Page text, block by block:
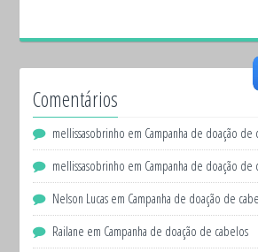
Comentários
mellissasobrinho em Campanha de doação de
mellissasobrinho em Campanha de doação de
Nelson Lucas em Campanha de doação de
Railane em Campanha de doação de cabelos